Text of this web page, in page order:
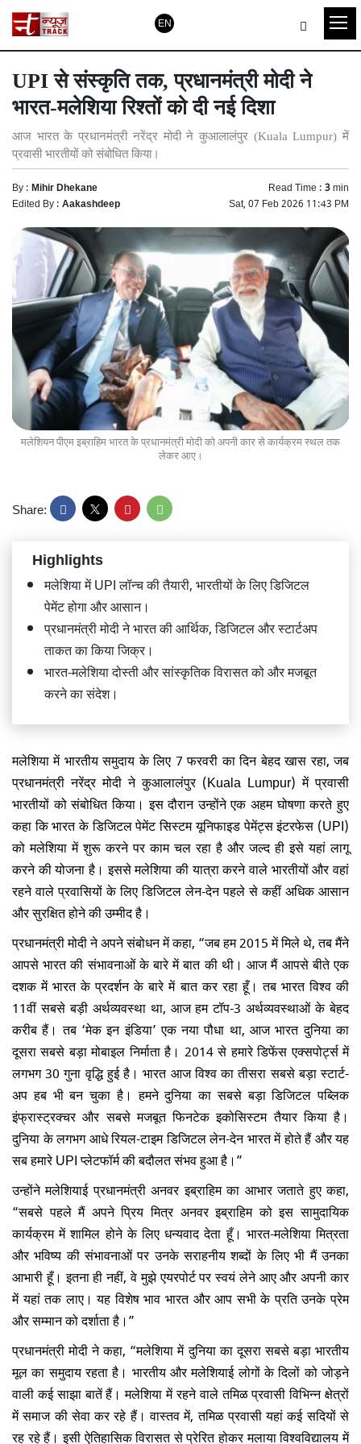
EN
UPI से संस्कृति तक, प्रधानमंत्री मोदी ने
भारत-मलेशिया रिश्तों को दी नई दिशा
आज भारत के प्रधानमंत्री नरेंद्र मोदी ने कुआलालंपुर (Kuala Lumpur) में
प्रवासी भारतीयों को संबोधित किया।
By :Mihir Dhekane Read Time :3min
Edited By :Aakashdeep Sat, 07 Feb 2026 11:43 PM
मलेशियन पीएम इब्राहिम भारत के प्रधानमंत्री मोदी को अपनी कार से कार्यक्रम स्थल तक
लेकर आए।
Share:
Highlights
मलेशिया में UPI लॉन्च की तैयारी, भारतीयों के लिए डिजिटल
पेमेंट होगा और आसान।
प्रधानमंत्री मोदी ने भारत की आर्थिक, डिजिटल और स्टार्टअप
ताकत का किया जिक्र।
भारत-मलेशिया दोस्ती और सांस्कृतिक विरासत को और मजबूत
करने का संदेश।
मलेशिया में भारतीय समुदाय के लिए 7 फरवरी का दिन बेहद खास रहा, जब
प्रधानमंत्री नरेंद्र मोदी ने कुआलालंपुर (Kuala Lumpur) में प्रवासी
भारतीयों को संबोधित किया। इस दौरान उन्होंने एक अहम घोषणा करते हुए
कहा कि भारत के डिजिटल पेमेंट सिस्टम यूनिफाइड पेमेंट्स इंटरफेस (UPI)
को मलेशिया में शुरू करने पर काम चल रहा है और जल्द ही इसे यहां लागू
करने की योजना है। इससे मलेशिया की यात्रा करने वाले भारतीयों और वहां
रहने वाले प्रवासियों के लिए डिजिटल लेन-देन पहले से कहीं अधिक आसान
और सुरक्षित होने की उम्मीद है।
प्रधानमंत्री मोदी ने अपने संबोधन में कहा, “जब हम 2015 में मिले थे, तब मैंने
आपसे भारत की संभावनाओं के बारे में बात की थी। आज मैं आपसे बीते एक
दशक में भारत के प्रदर्शन के बारे में बात कर रहा हूँ। तब भारत विश्व की
11वीं सबसे बड़ी अर्थव्यवस्था था, आज हम टॉप-3 अर्थव्यवस्थाओं के बेहद
करीब हैं। तब ‘मेक इन इंडिया’ एक नया पौधा था, आज भारत दुनिया का
दूसरा सबसे बड़ा मोबाइल निर्माता है। 2014 से हमारे डिफेंस एक्सपोर्ट्स में
लगभग 30 गुना वृद्धि हुई है। भारत आज विश्व का तीसरा सबसे बड़ा स्टार्ट-
अप हब भी बन चुका है। हमने दुनिया का सबसे बड़ा डिजिटल पब्लिक
इंफ्रास्ट्रक्चर और सबसे मजबूत फिनटेक इकोसिस्टम तैयार किया है।
दुनिया के लगभग आधे रियल-टाइम डिजिटल लेन-देन भारत में होते हैं और यह
सब हमारे UPI प्लेटफॉर्म की बदौलत संभव हुआ है।”
उन्होंने मलेशियाई प्रधानमंत्री अनवर इब्राहिम का आभार जताते हुए कहा,
“सबसे पहले मैं अपने प्रिय मित्र अनवर इब्राहिम को इस सामुदायिक
कार्यक्रम में शामिल होने के लिए धन्यवाद देता हूँ। भारत-मलेशिया मित्रता
और भविष्य की संभावनाओं पर उनके सराहनीय शब्दों के लिए भी मैं उनका
आभारी हूँ। इतना ही नहीं, वे मुझे एयरपोर्ट पर स्वयं लेने आए और अपनी कार
में यहां तक लाए। यह विशेष भाव भारत और आप सभी के प्रति उनके प्रेम
और सम्मान को दर्शाता है।”
प्रधानमंत्री मोदी ने कहा, “मलेशिया में दुनिया का दूसरा सबसे बड़ा भारतीय
मूल का समुदाय रहता है। भारतीय और मलेशियाई लोगों के दिलों को जोड़ने
वाली कई साझा बातें हैं। मलेशिया में रहने वालेतमिळप्रवासी विभिन्न क्षेत्रों
में समाज की सेवा कर रहे हैं। वास्तव में, तमिळ​ प्रवासी यहां कई सदियों से
रह रहे हैं। इसी ऐतिहासिक विरासत से प्रेरित होकर मलाया विश्वविद्यालय में